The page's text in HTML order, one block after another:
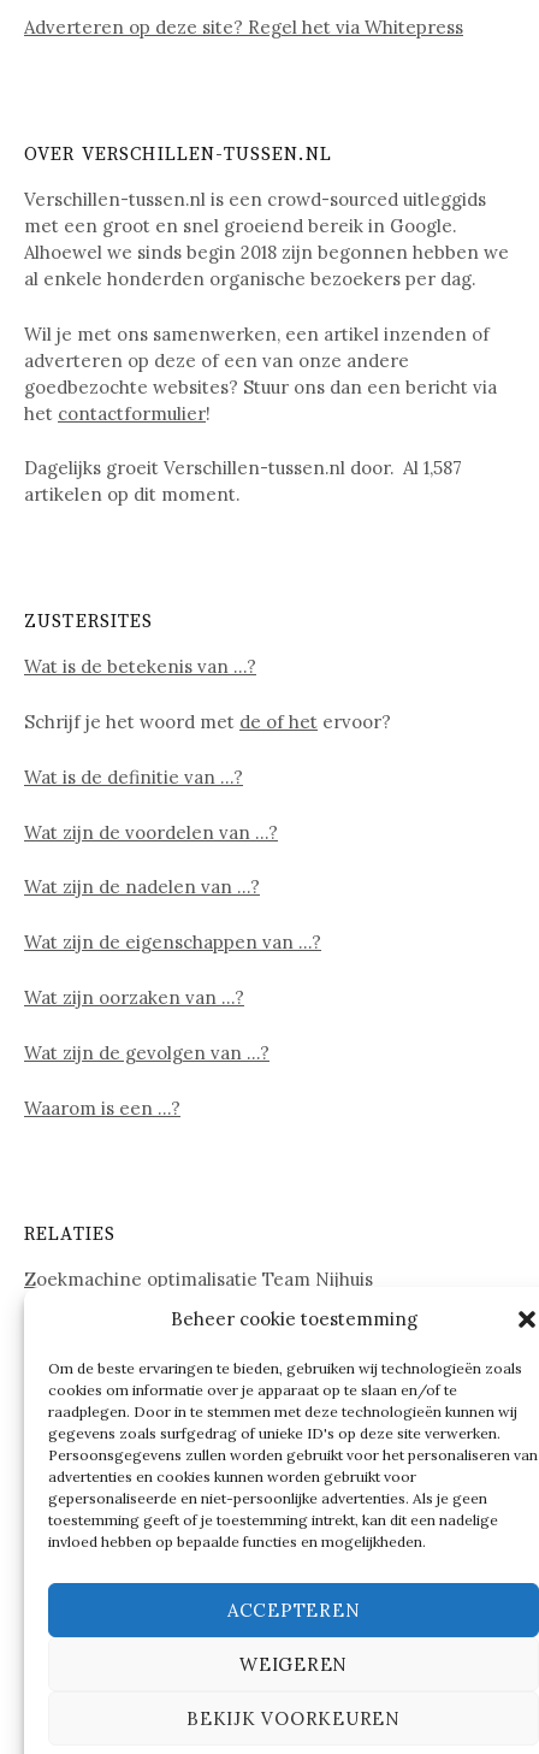
Beheer cookie toestemming
Om de beste ervaringen te bieden, gebruiken wij technologieën zoals
cookies om informatie over je apparaat op te slaan en/of te
raadplegen. Door in te stemmen met deze technologieën kunnen wij
gegevens zoals surfgedrag of unieke ID's op deze site verwerken.
Persoonsgegevens zullen worden gebruikt voor het personaliseren van
advertenties en cookies kunnen worden gebruikt voor
gepersonaliseerde en niet-persoonlijke advertenties. Als je geen
toestemming geeft of je toestemming intrekt, kan dit een nadelige
invloed hebben op bepaalde functies en mogelijkheden.
ACCEPTEREN
WEIGEREN
BEKIJK VOORKEUREN
Adverteren op deze site? Regel het via Whitepress
OVER VERSCHILLEN-TUSSEN.NL
Verschillen-tussen.nl is een crowd-sourced uitleggids
met een groot en snel groeiend bereik in Google.
Alhoewel we sinds begin 2018 zijn begonnen hebben we
al enkele honderden organische bezoekers per dag.
Wil je met ons samenwerken, een artikel inzenden of
adverteren op deze of een van onze andere
goedbezochte websites? Stuur ons dan een bericht via
het contactformulier!
Dagelijks groeit Verschillen-tussen.nl door. Al 1,587
artikelen op dit moment.
ZUSTERSITES
Wat is de betekenis van …?
Schrijf je het woord met de of het ervoor?
Wat is de definitie van …?
Wat zijn de voordelen van …?
Wat zijn de nadelen van …?
Wat zijn de eigenschappen van …?
Wat zijn oorzaken van …?
Wat zijn de gevolgen van …?
Waarom is een …?
RELATIES
Zoekmachine optimalisatie Team Nijhuis
Ondersteund doorWordPress |Thema:Graphy